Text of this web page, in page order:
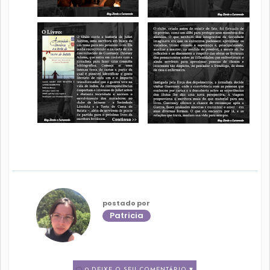
postado por
Patricia